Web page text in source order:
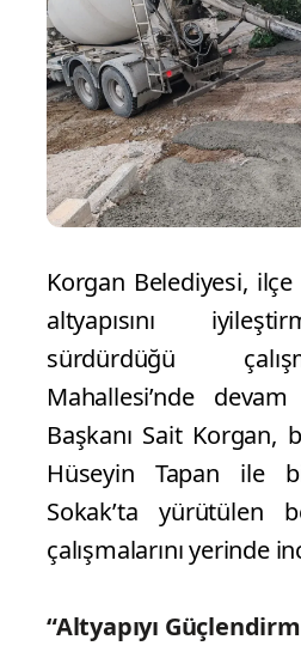
Korgan Belediyesi,
altyapısını
sürdürdüğü
Mahallesi’nde
Başkanı Sait Korgan,
Hüseyin Tapan ile
Sokak’ta yürütülen
çalışmalarını yerinde
“Altyapıyı